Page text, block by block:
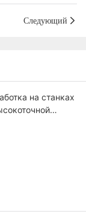
Следующий
на станках